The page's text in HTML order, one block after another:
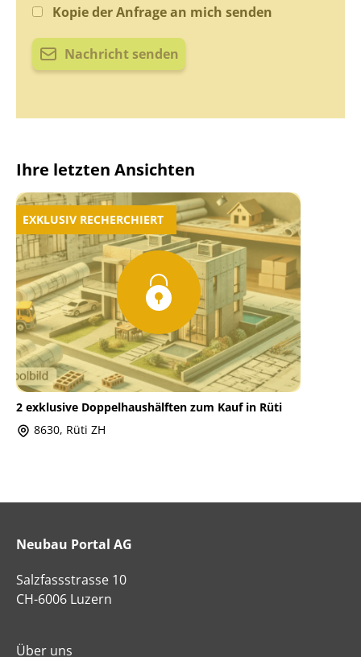
Kopie der Anfrage an mich senden
Nachricht senden
Ihre letzten Ansichten
EXKLUSIV RECHERCHIERT
2 exklusive Doppelhaushälften zum Kauf in Rüti
8630, Rüti ZH
Neubau Portal AG
Salzfassstrasse 10
CH-6006 Luzern
Über uns